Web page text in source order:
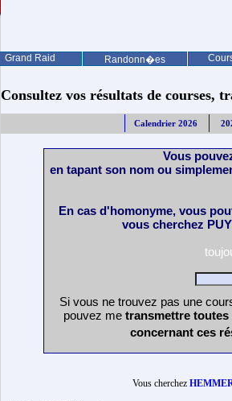
Grand Raid Randonn�es
Consultez vos résultats de courses,
Calendrier 2026
Vous
en tapant son nom ou
En cas d'homonyme, vous
vous cherchez
Si vous ne trouvez pas une
pouvez me transmettre
concernant ces
Vous cherchez